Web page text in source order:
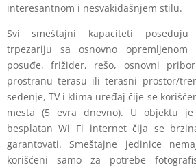
interesantnom i nesvakidašnjem stilu.
Svi smeštajni kapaciteti poseduju
trpezariju sa osnovno opremljenom
posuđe, frižider, rešo, osnovni
prostranu terasu ili terasni prostor/
sedenje, TV i klima uređaj čije se
mesta (5 evra dnevno). U objektu
besplatan Wi Fi internet čija se
garantovati. Smeštajne jedinice
korišćeni samo za potrebe